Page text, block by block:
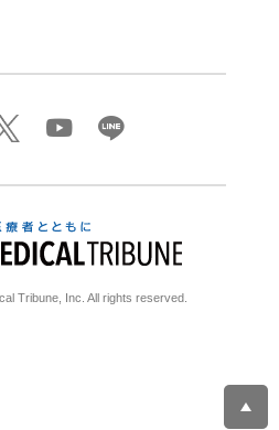
Tribune, Inc. All rights reserved.